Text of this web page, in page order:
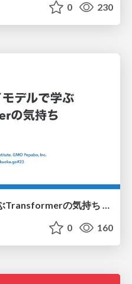
0 230
Go言語とトイモデルで学ぶTransformerの気持ち / fukuokago23-transformer
0 160